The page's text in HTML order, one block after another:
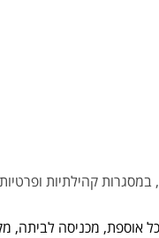
קהילתיות
אוספת, מכניסה לביתה,